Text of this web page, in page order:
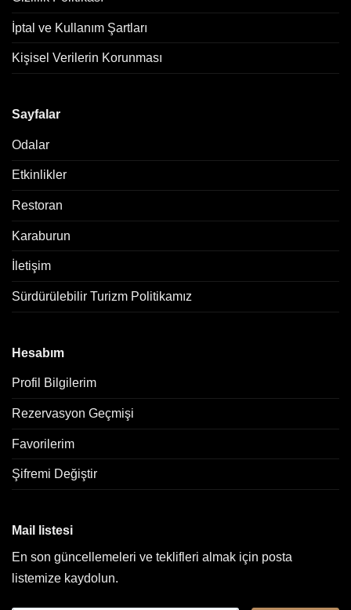
İptal ve Kullanım Şartları
Kişisel Verilerin Korunması
Sayfalar
Odalar
Etkinlikler
Restoran
Karaburun
İletişim
Sürdürülebilir Turizm Politikamız
Hesabım
Profil Bilgilerim
Rezervasyon Geçmişi
Favorilerim
Şifremi Değiştir
Mail listesi
En son güncellemeleri ve teklifleri almak için posta
listemize kaydolun.